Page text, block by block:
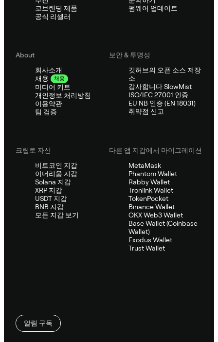
코브랜딩 제품
공식 리셀러
펌웨어 업데이트
About
회사소개
채용
채용
미디어 키트
개인정보 처리방침
이용약관
팀 검증
보안 & 투명성
깃허브의 오픈 소스 저장
소
감사합니다 SlowMist
ISO/IEC 27001 인증
EU NB 인증 (EN 18031)
취약점 신고
크립토 자산
비트코인 지갑
이더리움 지갑
Solana 지갑
XRP 지갑
USDT 지갑
BNB 지갑
모든 지갑 보기
다른 앱 지갑에서 마이그레이션
MetaMask
Phantom Wallet
Rabby Wallet
Tronlink Wallet
TokenPocket
Binance Wallet
OKX Web3 Wallet
Base Wallet (Coinbase
Wallet)
Exodus Wallet
Trust Wallet
알림 구독